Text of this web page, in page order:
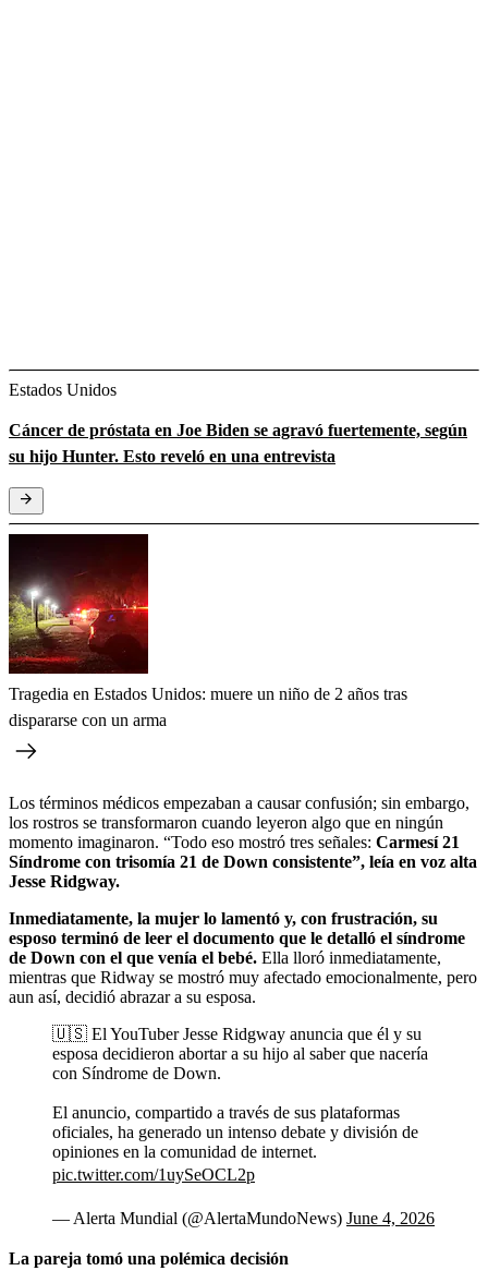
Estados Unidos
Cáncer de próstata en Joe Biden se agravó fuertemente, según
su hijo Hunter. Esto reveló en una entrevista
Tragedia en Estados Unidos: muere un niño de 2 años tras
dispararse con un arma
Los términos médicos empezaban a causar confusión; sin embargo,
los rostros se transformaron cuando leyeron algo que en ningún
momento imaginaron. “Todo eso mostró tres señales: Carmesí 21
Síndrome con trisomía 21 de Down consistente”, leía en voz alta
Jesse Ridgway.
Inmediatamente, la mujer lo lamentó y, con frustración, su
esposo terminó de leer el documento que le detalló el síndrome
de Down con el que venía el bebé. Ella lloró inmediatamente,
mientras que Ridway se mostró muy afectado emocionalmente, pero
aun así, decidió abrazar a su esposa.
🇺🇸 El YouTuber Jesse Ridgway anuncia que él y su
esposa decidieron abortar a su hijo al saber que nacería
con Síndrome de Down.
El anuncio, compartido a través de sus plataformas
oficiales, ha generado un intenso debate y división de
opiniones en la comunidad de internet.
pic.twitter.com/1uySeOCL2p
— Alerta Mundial (@AlertaMundoNews) June 4, 2026
La pareja tomó una polémica decisión